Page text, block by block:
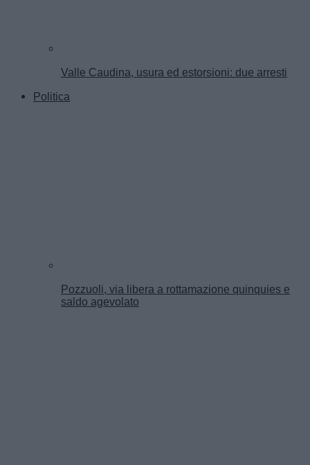
Valle Caudina, usura ed estorsioni: due arresti
Politica
Pozzuoli, via libera a rottamazione quinquies e
saldo agevolato